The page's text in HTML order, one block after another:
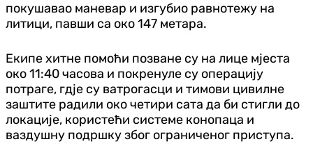
покушавао маневар и изгубио равнотежу на
литици, павши са око 147 метара.
Екипе хитне помоћи позване су на лице мјеста
око 11:40 часова и покренуле су операцију
потраге, гдје су ватрогасци и тимови цивилне
заштите радили око четири сата да би стигли до
локације, користећи системе конопаца и
ваздушну подршку због ограниченог приступа.